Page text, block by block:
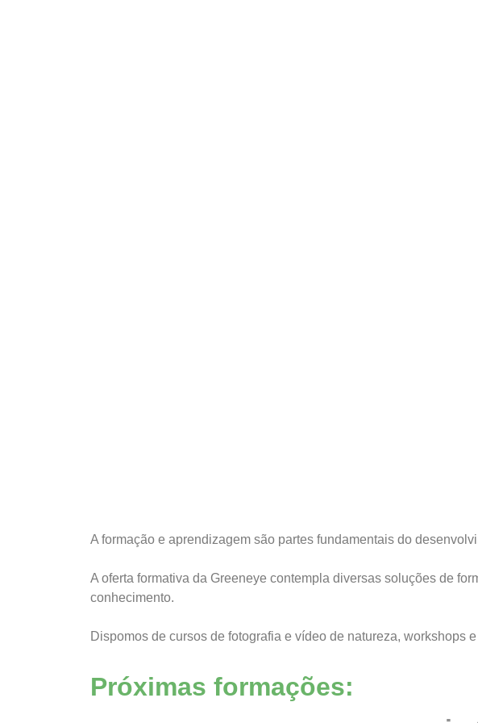
A formação e aprendizagem são partes fundamentais do
A oferta formativa da Greeneye contempla diversas soluções de
conhecimento.
Dispomos de cursos de fotografia e vídeo de natureza, workshops
Próximas formações: